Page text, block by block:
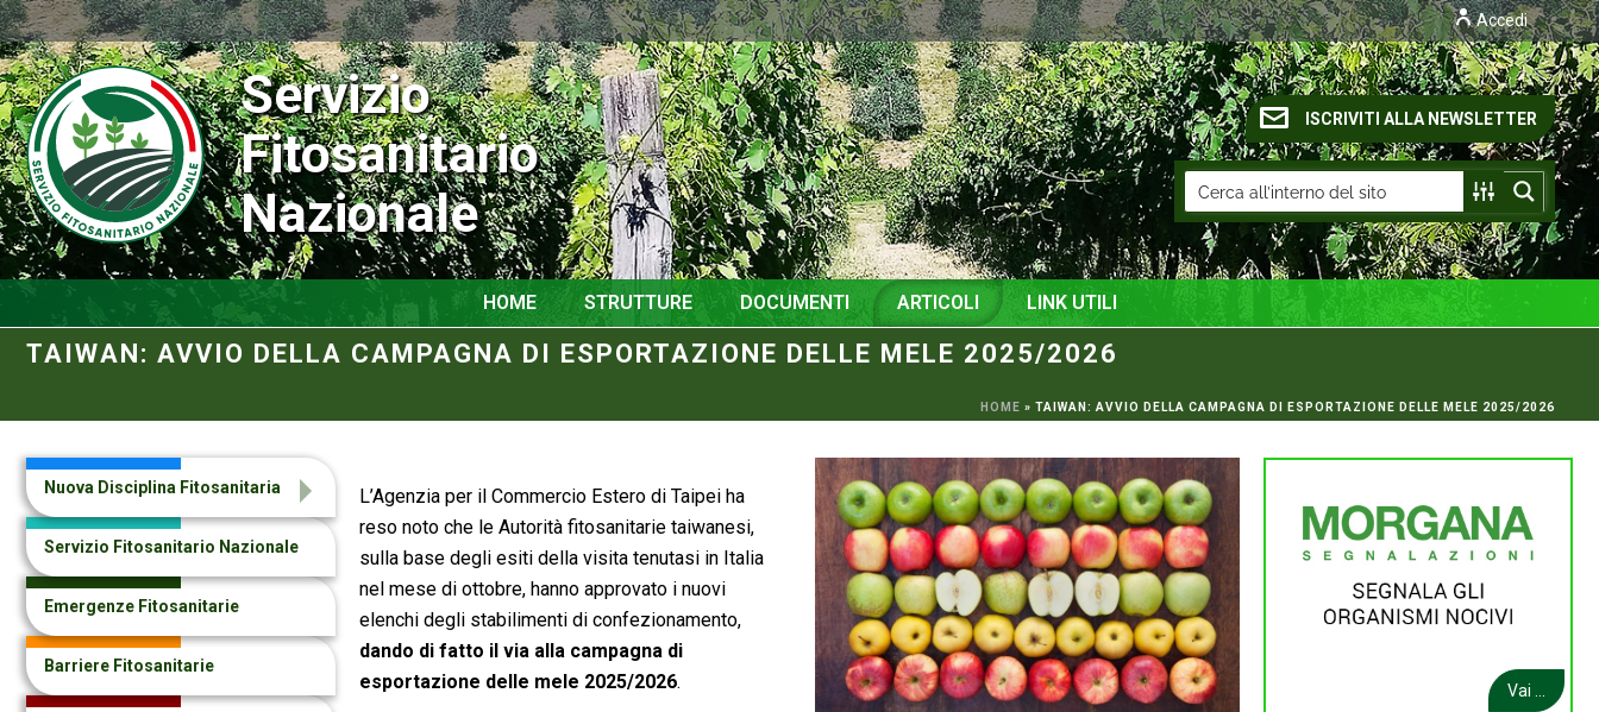
Accedi
Servizio
Fitosanitario
Nazionale
ISCRIVITI ALLA NEWSLETTER
HOME STRUTTURE DOCUMENTI ARTICOLI LINK UTILI
TAIWAN: AVVIO DELLA CAMPAGNA DI ESPORTAZIONE DELLE MELE 2025/2026
HOME » TAIWAN: AVVIO DELLA CAMPAGNA DI ESPORTAZIONE DELLE MELE 2025/2026
L’Agenzia per il Commercio Estero di Taipei ha
reso noto che le Autorità fitosanitarie taiwanesi,
sulla base degli esiti della visita tenutasi in Italia
nel mese di ottobre, hanno approvato i nuovi
elenchi degli stabilimenti di confezionamento,
dando di fatto il via alla campagna di
esportazione delle mele 2025/2026.
Nuova Disciplina Fitosanitaria
Servizio Fitosanitario Nazionale
Emergenze Fitosanitarie
Barriere Fitosanitarie
Vai ...